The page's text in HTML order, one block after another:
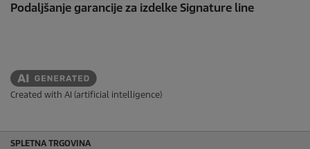
Podaljšanje garancije za izdelke Signature line
Created with AI (artificial intelligence)
SPLETNA TRGOVINA